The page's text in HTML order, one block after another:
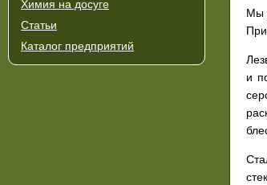
Химия на досуге
Статьи
Каталог предприятий
Мы
и